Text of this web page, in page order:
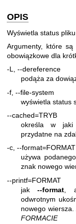
OPIS
Wyświetla status
Argumenty, które są
obowiązkowe dla
-L, --dereference
podąża za
-f, --file-system
wyświetla status
--cached=TRYB
określa w jaki
przydatne na
-c, --format=FORMAT
używa podanego
znak nowego
--printf=FORMAT
jak--format ,
odwrotnym
nowego
FORMACIE